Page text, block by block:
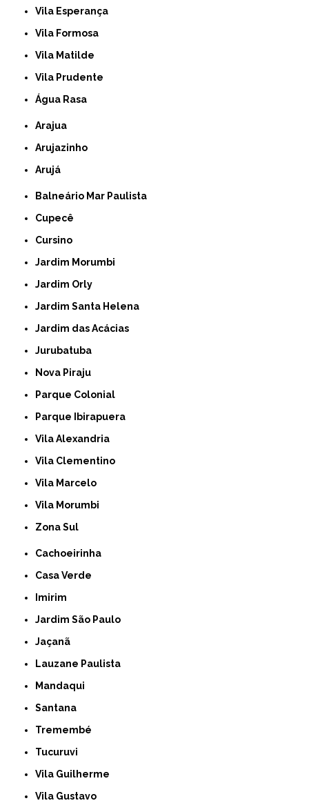
Vila Esperança
Vila Formosa
Vila Matilde
Vila Prudente
Água Rasa
Arajua
Arujazinho
Arujá
Balneário Mar Paulista
Cupecê
Cursino
Jardim Morumbi
Jardim Orly
Jardim Santa Helena
Jardim das Acácias
Jurubatuba
Nova Piraju
Parque Colonial
Parque Ibirapuera
Vila Alexandria
Vila Clementino
Vila Marcelo
Vila Morumbi
Zona Sul
Cachoeirinha
Casa Verde
Imirim
Jardim São Paulo
Jaçanã
Lauzane Paulista
Mandaqui
Santana
Tremembé
Tucuruvi
Vila Guilherme
Vila Gustavo